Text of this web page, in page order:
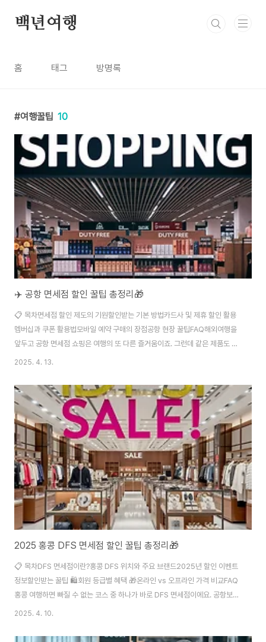
백년여행
홈 태그 방명록
여행꿀팁 10
✈️ 공항 면세점 할인 꿀팁 총정리🎁
📋 목차면세점 할인 제도의 기원할인받는 기본 방법카드사 및 제휴 할인 활용
멤버십과 쿠폰 활용법모바일 예약 구매의 장점공항 현장 꿀팁FAQ해외여행을
앞두고 공항 면세점 쇼핑은 여행의 또 다른 즐거움이죠. 그런데 같은 제품도 누
구는 10%, 누구는 30% 할인받고 산다는 거, 알고 있었나요? 면세점은 세금이
게 하면 최대 할인 혜택을 받을 수 있을까요? 지금부터 2025년 기준으로 최신
면세점 할인 꿀팁들을 하나하나 알려드릴게요.👛 내가 생각했을 때 공항 면세
쇼핑은 단순한 쇼핑이 아니라 정보를 아는 사람이 이득 보는 '꿀팁 전쟁' 같아
요. 똑같은 제품을 사더라도 어떻게 준비하느냐에 따라 최대 50%까지도 차이
가 날 수 있거든요...
2025. 4. 13.
2025 홍콩 DFS 면세점 할인 꿀팁 총정리🎁
📋 목차DFS 면세점이란?홍콩 DFS 위치와 주요 브랜드2025년 할인 이벤트
정보할인받는 꿀팁 🛍️회원 등급별 혜택 🎁온라인 vs 오프라인 가격 비교FAQ
홍콩 여행하면 빠질 수 없는 코스 중 하나가 바로 DFS 면세점이에요. 공항보다
싸고, 종류도 다양해서 ‘쇼핑의 성지’라고 불릴 만큼 인기가 많답니다. 특히
가득 준비돼 있어요. 이번 글에서는 홍콩 DFS 면세점의 할인 정보부터 꿀팁,
2025. 4. 10.